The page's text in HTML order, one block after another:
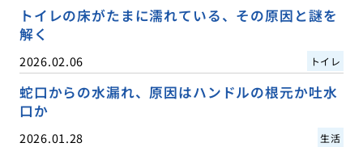
トイレの床がたまに濡れている、その原因と謎を
解く
2026.02.06 トイレ
蛇口からの水漏れ、原因はハンドルの根元か吐水
口か
2026.01.28 生活